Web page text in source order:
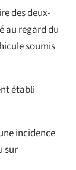
des deux-
au regard du
soumis
établi
incidence
sur